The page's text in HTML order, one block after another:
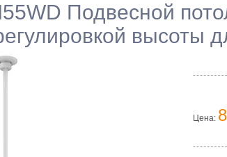
Подвесной
высоты
Цена: